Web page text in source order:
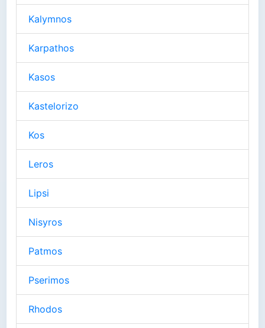
Kalymnos
Karpathos
Kasos
Kastelorizo
Kos
Leros
Lipsi
Nisyros
Patmos
Pserimos
Rhodos